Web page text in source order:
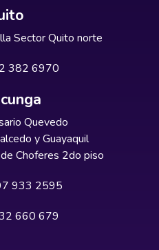
Sector Quito norte
382 6970
Quevedo
y Guayaquil
Choferes 2do piso
933 2595
660 679